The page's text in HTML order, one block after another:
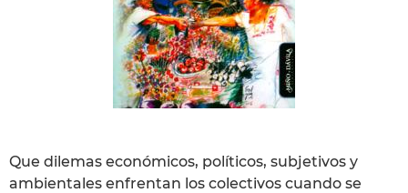
Que dilemas económicos, políticos, subjetivos y
ambientales enfrentan los colectivos cuando se